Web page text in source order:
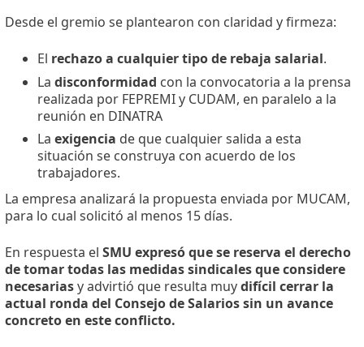
Desde el gremio se plantearon con claridad y firmeza:
El rechazo a cualquier tipo de rebaja salarial.
La disconformidad con la convocatoria a la prensa
realizada por FEPREMI y CUDAM, en paralelo a la
reunión en DINATRA
La exigencia de que cualquier salida a esta
situación se construya con acuerdo de los
trabajadores.
La empresa analizará la propuesta enviada por MUCAM,
para lo cual solicitó al menos 15 días.
En respuesta el SMU expresó que se reserva el derecho
de tomar todas las medidas sindicales que considere
necesariasy advirtió que resulta muydifícil cerrar la
actual ronda del Consejo de Salarios sin un avance
concreto en este conflicto.